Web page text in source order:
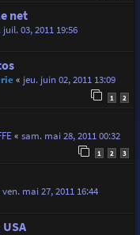
net
03, 2011 19:56
« jeu. juin 02, 2011 13:09
1 2
« sam. mai 28, 2011 00:32
1 2 3
ven. mai 27, 2011 16:44